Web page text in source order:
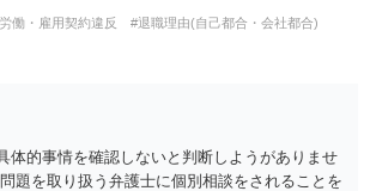
余地があり、そうでなくても、金額が事務所の
無効や減額が争点になります。 ・契約前の修正
渉の方向としては、上限額を設ける、実損害ベ
に限定する、などが典型です。 ・弁護士に契約
ビューしてもらう価値は十分にあると思われま
が雇用か業務委託か、実態として労働者性があ
にどう定められているか、違約金の算定根拠が
働・雇用契約違反
#退職理由(自己都合・会社都合)
体的事情を確認しないと判断しようがありませ
題を取り扱う弁護士に個別相談をされることを